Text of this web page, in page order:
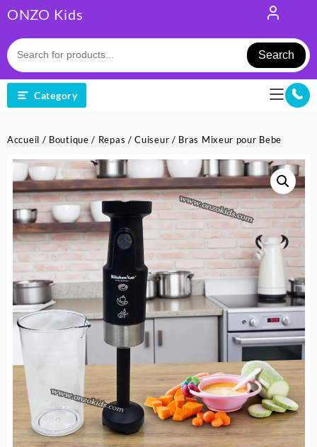
to
content
ONZO Kids
Search
Category
Accueil / Boutique / Repas /Cuiseur / Bras Mixeur pour Bebe